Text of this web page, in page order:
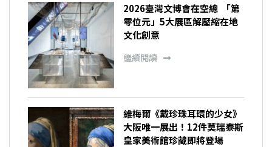
2026臺灣文博會在空總 「第
零位元」5大展區解壓縮在地
文化創意
繼續閱讀
維梅爾《戴珍珠耳環的少女》
大阪唯一展出！12件莫瑞泰斯
皇家美術館珍藏即將登場